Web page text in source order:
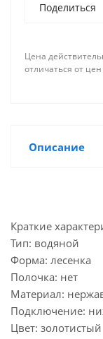
Поделиться
Цена
отличаться от
Описание
Краткие
Тип: водяной
Форма: лесенка
Полочка: нет
Материал:
Подключение:
Цвет: золотистый